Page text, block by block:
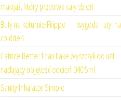
makijaż, który przetrwa cały dzień
Buty na koturnie Filippo — wygoda i styl na
co dzień
Catrice Better Than Fake błyszczyk do ust
nadający objętość odcień 040 5ml
Sanity Inhalator Simple